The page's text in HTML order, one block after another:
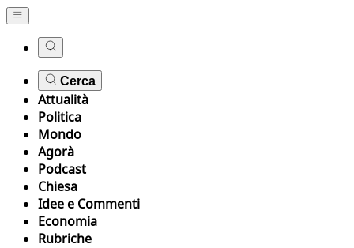
Cerca
Attualità
Politica
Mondo
Agorà
Podcast
Chiesa
Idee e Commenti
Economia
Rubriche